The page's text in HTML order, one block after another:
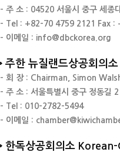
- 주 소 : 04520 서울시 중구 세종
- Tel : +82-70 4759 2121
Fax :
- 이메일 : info@dbckorea.org
주한 뉴질랜드상공회
- 회 장 : Chairman, Simon
- 주 소 : 서울특별시 중구 정동길
- Tel : 010-2782-5494
- 이메일 :
한독상공회의소